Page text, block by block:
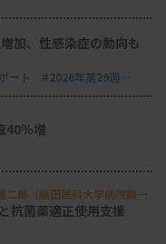
加、性感染症の動向も
ート #2026年第29週
40％増
郎（藤田医科大学病院臨床
抗菌薬適正使用支援